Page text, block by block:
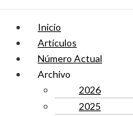
Inicio
Artículos
Número Actual
Archivo
2026
2025